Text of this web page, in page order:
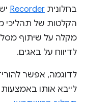
בחלונית Recorder
מקלה על שיתוף
לדיווח על באגים.
לדוגמה, אפשר
לייבא אותו באמצעות